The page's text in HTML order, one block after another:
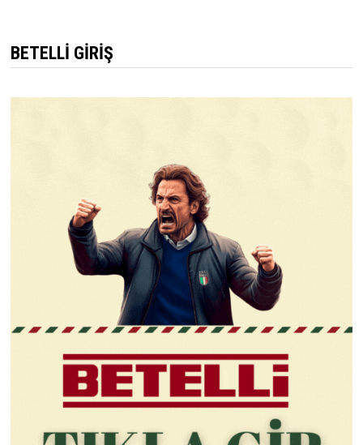
BETELLI GIRIŞ